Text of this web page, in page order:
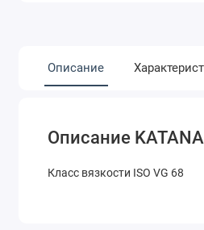
Описание
Описание
Класс вязкости ISO VG 68